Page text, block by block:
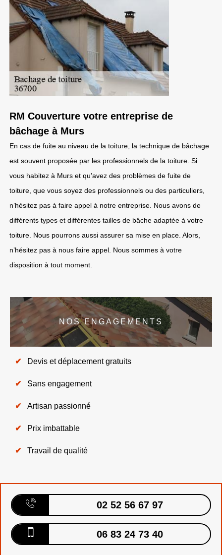
RM Couverture votre entreprise de
bâchage à Murs
En cas de fuite au niveau de la toiture, la technique de bâchage
est souvent proposée par les professionnels de la toiture. Si
vous habitez à Murs et qu’avez des problèmes de fuite de
toiture, que vous soyez des professionnels ou des particuliers,
n’hésitez pas à faire appel à notre entreprise. Nous avons de
différents types et différentes tailles de bâche adaptée à votre
toiture. Nous pourrons aussi assurer sa mise en place. Alors,
n’hésitez pas à nous faire appel. Nous sommes à votre
disposition à tout moment.
NOS ENGAGEMENTS
Devis et déplacement gratuits
Sans engagement
Artisan passionné
Prix imbattable
Travail de qualité
02 52 56 67 97
06 83 24 73 40